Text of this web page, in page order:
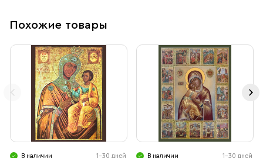
Похожие товары
В наличии 1-30 дней В наличии 1-30 дней